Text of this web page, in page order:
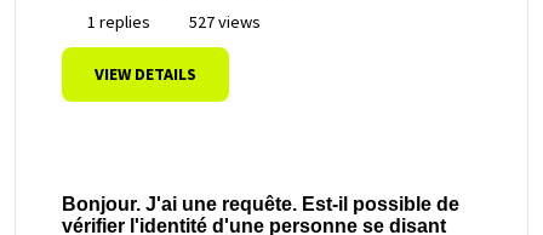
1 replies
527 views
VIEW DETAILS
Bonjour. J'ai une requête. Est-il possible de
vérifier l'identité d'une personne se disant